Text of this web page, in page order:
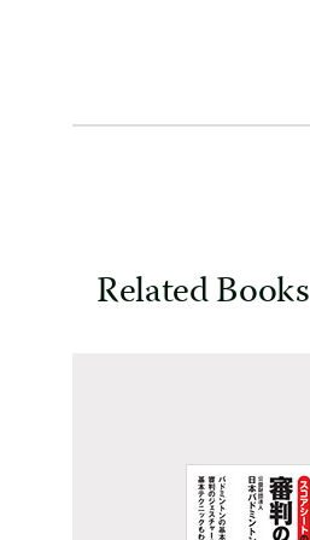
Related Books